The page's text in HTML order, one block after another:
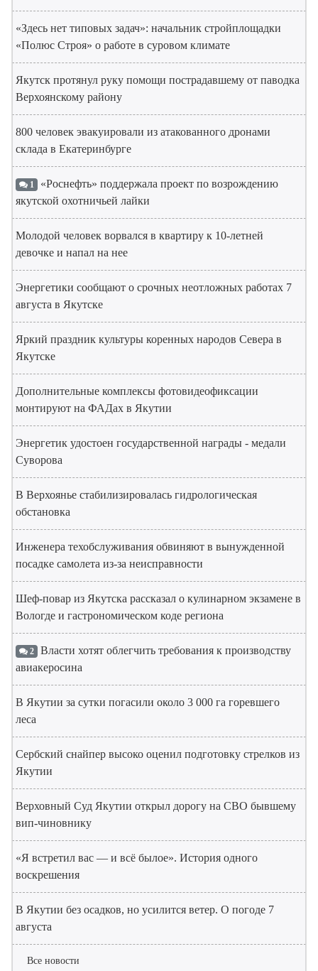
«Здесь нет типовых задач»: начальник стройплощадки
«Полюс Строя» о работе в суровом климате
Якутск протянул руку помощи пострадавшему от паводка
Верхоянскому району
800 человек эвакуировали из атакованного дронами
склада в Екатеринбурге
1 «Роснефть» поддержала проект по возрождению
якутской охотничьей лайки
Молодой человек ворвался в квартиру к 10-летней
девочке и напал на нее
Энергетики сообщают о срочных неотложных работах 7
августа в Якутске
Яркий праздник культуры коренных народов Севера в
Якутске
Дополнительные комплексы фотовидеофиксации
монтируют на ФАДах в Якутии
Энергетик удостоен государственной награды - медали
Суворова
В Верхоянье стабилизировалась гидрологическая
обстановка
Инженера техобслуживания обвиняют в вынужденной
посадке самолета из-за неисправности
Шеф-повар из Якутска рассказал о кулинарном экзамене в
Вологде и гастрономическом коде региона
2 Власти хотят облегчить требования к производству
авиакеросина
В Якутии за сутки погасили около 3 000 га горевшего
леса
Сербский снайпер высоко оценил подготовку стрелков из
Якутии
Верховный Суд Якутии открыл дорогу на СВО бывшему
вип-чиновнику
«Я встретил вас — и всё былое». История одного
воскрешения
В Якутии без осадков, но усилится ветер. О погоде 7
августа
Все новости